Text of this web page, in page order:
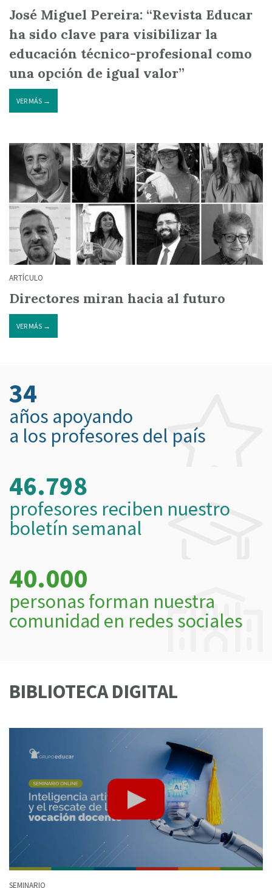
José Miguel Pereira: “Revista Educar
ha sido clave para visibilizar la
educación técnico-profesional como
una opción de igual valor”
VER MÁS →
ARTÍCULO
Directores miran hacia al futuro
VER MÁS →
34
años apoyando
a los profesores del país
46.798
profesores reciben nuestro
boletín semanal
40.000
personas forman nuestra
comunidad en redes sociales
BIBLIOTECA DIGITAL
SEMINARIO